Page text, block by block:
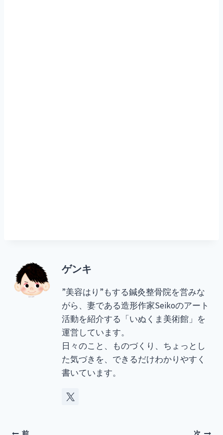
ゲンキ
”美容はり”もする鍼灸整骨院を営みな
がら、妻である造形作家Seikoのアート
活動を紹介する「いぬくま美術館」を
運営しています。
日々のこと、ものづくり、ちょっとし
た気づきを、できるだけわかりやすく
書いています。